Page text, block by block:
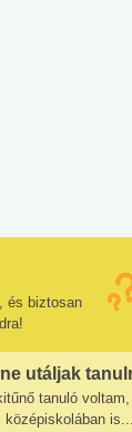
és biztosan
utáljak
tanuló voltam,
középiskolában